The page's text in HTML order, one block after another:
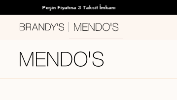
Peşin Fiyatına 3 Taksit İmkanı